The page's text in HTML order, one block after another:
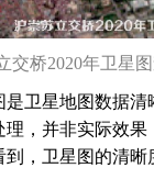
交桥2020年卫星
是卫星地图数据
，并非实际效果
到，卫星图的清晰